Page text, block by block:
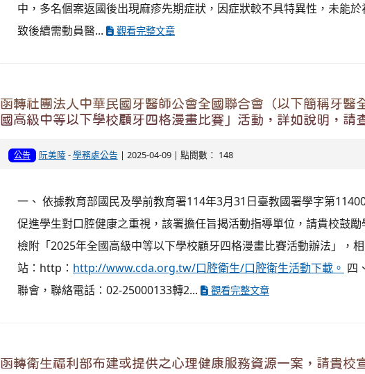
中，多名個案返國後出現麻疹先期症狀，因症狀較不具特異性，未能
致後續需動員醫...
觀看完整文章
函轉社團法人中華民國牙醫師公會全國聯合會（以下簡稱牙醫
國高級中等以下學校顧牙四格漫畫比賽」活動，詳如說明，請
公告 阮美陵-學務處公告 | 2025-04-09 | 點閱數： 148
一、 依據教育部國民及學前教育署114年3月31日臺教國署學字第
促進學生對口腔健康之重視，該署擔任旨揭活動指導單位，請貴校鼓勵
檢附「2025年全國高級中等以下學校顧牙四格漫畫比賽活動辦法」，
站：http： http://www.cda.org.tw/口腔衛生/口腔衛生活動下載。 四
聯會，聯絡電話：02-25000133轉2...
觀看完整文章
函轉衛生福利部布建或提供之心理健康服務資源一案，請貴校